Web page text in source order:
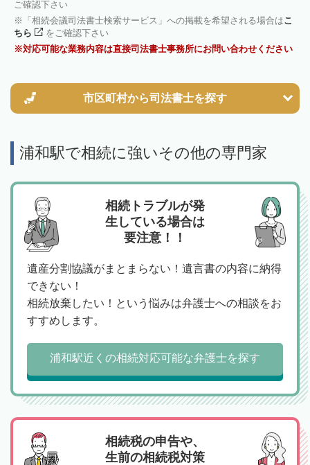
ご確認下さい
「相続会議司法書士検索サービス」への掲載を希望される場合はこ
ちら
をご確認下さい
対応可能な業務内容は直接司法書士事務所にお問い合わせください
市区町村から司法書士を探す
浦和駅で相続に強いその他の専門家
相続トラブルが発
生している場合は
要注意！！
遺産分割協議がまとまらない！遺言書の内容に納得
できない！
相続放棄したい！という悩みは弁護士への相談をお
すすめします。
浦和駅近くの相続対応可能な弁護士を探す
相続税の申告や、
生前の相続税対策